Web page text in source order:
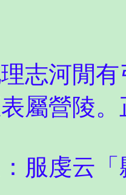
理志河閒
屬營陵
：服虔云